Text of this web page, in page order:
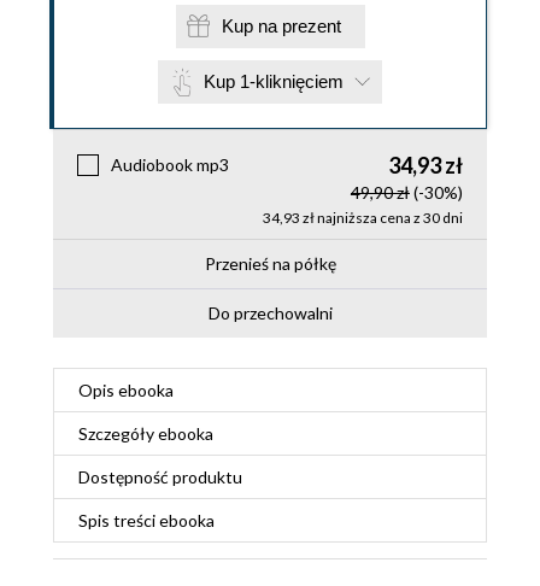
Kup na prezent
Kup 1-kliknięciem
Audiobook mp3 34,93 zł
49,90 zł(-30%)
34,93 zł najniższa cena z 30 dni
Przenieś na półkę
Do przechowalni
Opis ebooka
Szczegółyebooka
Dostępność produktu
Spis treściebooka